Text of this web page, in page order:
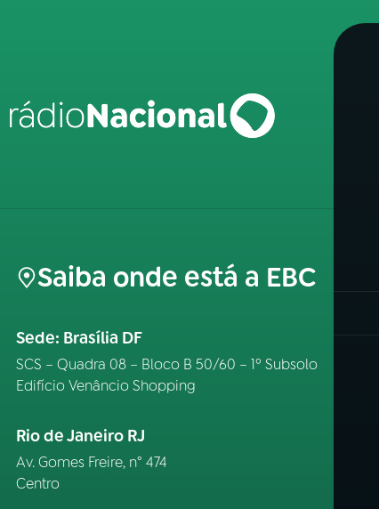
Saiba onde está a EBC
Sede: Brasília DF
SCS – Quadra 08 – Bloco B 50/60 – 1º Subsolo
Edifício Venâncio Shopping
Rio de Janeiro RJ
Av. Gomes Freire, n° 474
Centro